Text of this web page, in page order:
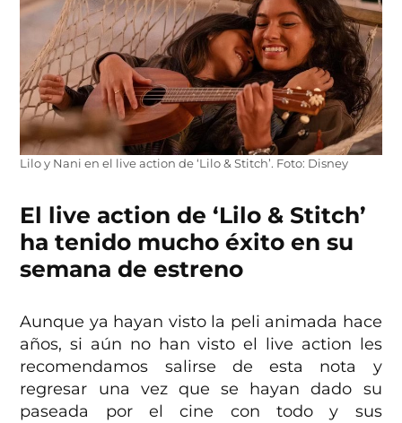
Lilo y Nani en el live action de ‘Lilo & Stitch’. Foto: Disney
El live action de ‘Lilo & Stitch’
ha tenido mucho éxito en su
semana de estreno
Aunque ya hayan visto la peli animada hace
años, si aún no han visto el live action les
recomendamos salirse de esta nota y
regresar una vez que se hayan dado su
paseada por el cine con todo y sus